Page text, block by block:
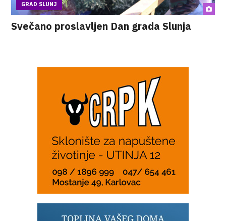
GRAD SLUNJ
Svečano proslavljen Dan grada Slunja